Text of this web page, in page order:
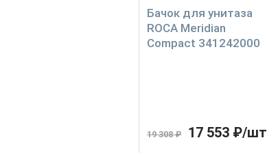
Бачок для унитаза
ROCA Meridian
Compact 341242000
19 308 ₽ 17 553 ₽/шт